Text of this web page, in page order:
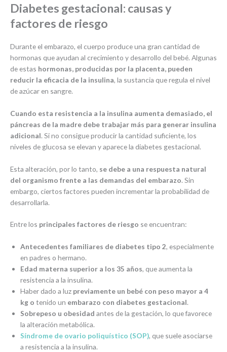
Diabetes gestacional: causas y
factores de riesgo
Durante el embarazo, el cuerpo produce una gran cantidad de
hormonas que ayudan al crecimiento y desarrollo del bebé. Algunas
de estas hormonas, producidas por la placenta, pueden
reducir la eficacia de la insulina, la sustancia que regula el nivel
de azúcar en sangre.
Cuando esta resistencia a la insulina aumenta demasiado, el
páncreas de la madre debe trabajar más para generar insulina
adicional. Si no consigue producir la cantidad suficiente, los
niveles de glucosa se elevan y aparece la diabetes gestacional.
Esta alteración, por lo tanto, se debe a una respuesta natural
del organismo frente a las demandas del embarazo. Sin
embargo, ciertos factores pueden incrementar la probabilidad de
desarrollarla.
Entre los principales factores de riesgo se encuentran:
Antecedentes familiares de diabetes tipo 2, especialmente
en padres o hermano.
Edad materna superior a los 35 años, que aumenta la
resistencia a la insulina.
Haber dado a luz previamente un bebé con peso mayor a 4
kg o tenido un embarazo con diabetes gestacional.
Sobrepeso u obesidad antes de la gestación, lo que favorece
la alteración metabólica.
Síndrome de ovario poliquístico (SOP), que suele asociarse
a resistencia a la insulina.